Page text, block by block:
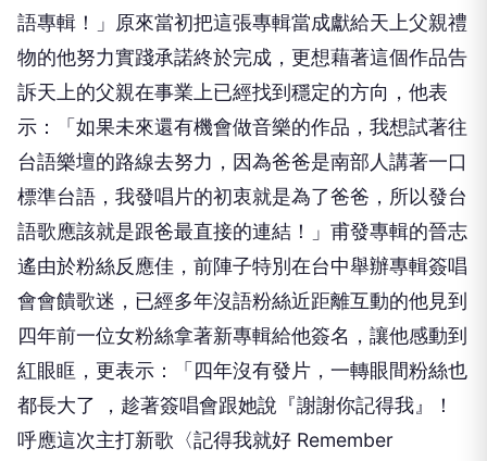
語專輯！」原來當初把這張專輯當成獻給天上父親禮
物的他努力實踐承諾終於完成，更想藉著這個作品告
訴天上的父親在事業上已經找到穩定的方向，他表
示：「如果未來還有機會做音樂的作品，我想試著往
台語樂壇的路線去努力，因為爸爸是南部人講著一口
標準台語，我發唱片的初衷就是為了爸爸，所以發台
語歌應該就是跟爸最直接的連結！」甫發專輯的晉志
遙由於粉絲反應佳，前陣子特別在台中舉辦專輯簽唱
會會饋歌迷，已經多年沒語粉絲近距離互動的他見到
四年前一位女粉絲拿著新專輯給他簽名，讓他感動到
紅眼眶，更表示：「四年沒有發片，一轉眼間粉絲也
都長大了 ，趁著簽唱會跟她說『謝謝你記得我』！
呼應這次主打新歌〈記得我就好 Remember